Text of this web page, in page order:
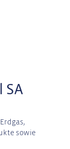
SA
sowie